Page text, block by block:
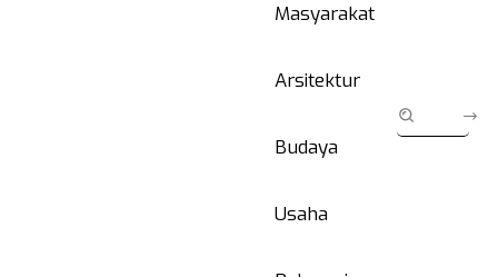
Masyarakat
Arsitektur
Budaya
Usaha